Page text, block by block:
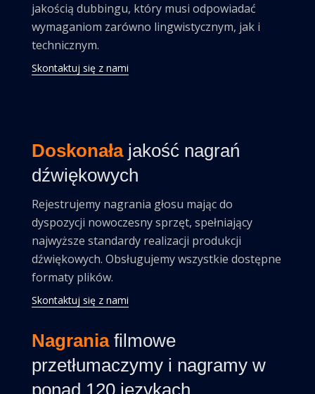
jakością dubbingu, który musi odpowiadać
wymaganiom zarówno lingwistycznym, jak i
technicznym.
Skontaktuj się z nami
Doskonałajakość nagrań
dźwiękowych
Rejestrujemy nagrania głosu mając do
dyspozycji nowoczesny sprzęt, spełniający
najwyższe standardy realizacji produkcji
dźwiękowych. Obsługujemy wszystkie dostępne
formaty plików.
Skontaktuj się z nami
Nagrania filmowe
przetłumaczymy i nagramy w